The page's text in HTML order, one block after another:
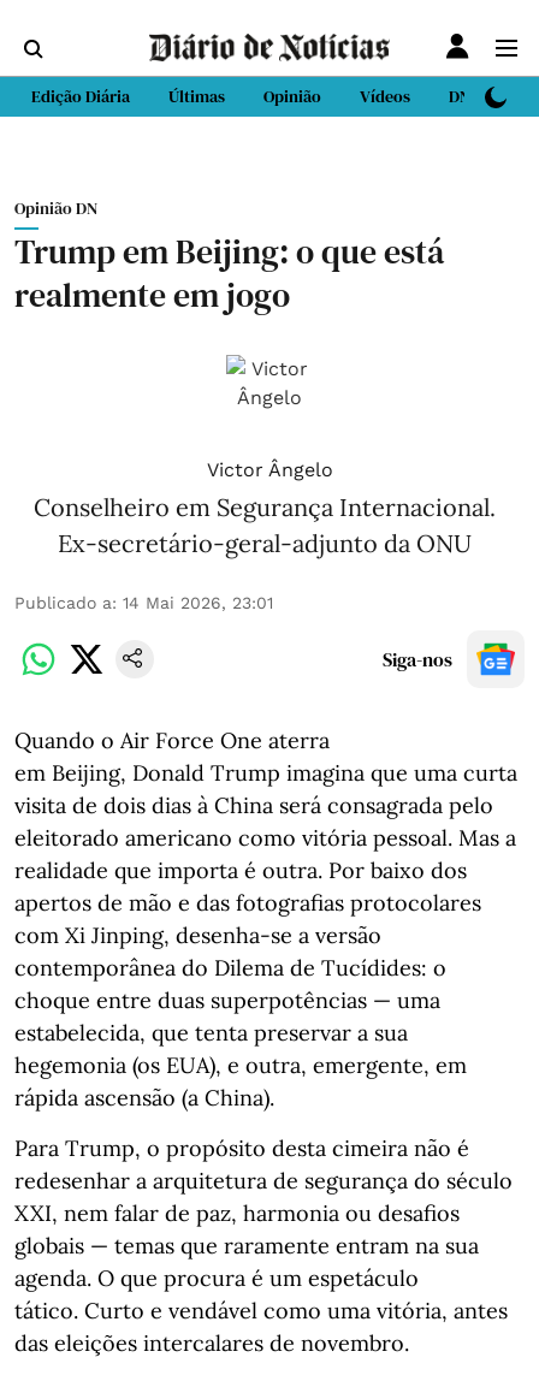
Edição Diária Últimas Opinião Vídeos DN Sport
Opinião DN
Trump em Beijing: o que está
realmente em jogo
Victor Ângelo
Conselheiro em Segurança Internacional.
Ex-secretário-geral-adjunto da ONU
Publicado a: 14 Mai 2026, 23:01
Siga-nos
Quando o Air Force One aterra
em Beijing, Donald Trump imagina que uma curta
visita de dois dias à China será consagrada pelo
eleitorado americano como vitória pessoal. Mas a
realidade que importa é outra. Por baixo dos
apertos de mão e das fotografias protocolares
com Xi Jinping, desenha-se a versão
contemporânea do Dilema de Tucídides: o
choque entre duas superpotências — uma
estabelecida, que tenta preservar a sua
hegemonia (os EUA), e outra, emergente, em
rápida ascensão (a China).
Para Trump, o propósito desta cimeira não é
redesenhar a arquitetura de segurança do século
XXI, nem falar de paz, harmonia ou desafios
globais — temas que raramente entram na sua
agenda. O que procura é um espetáculo
tático. Curto e vendável como uma vitória, antes
das eleições intercalares de novembro.